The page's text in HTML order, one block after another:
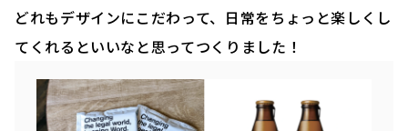
どれもデザインにこだわって、日常をちょっと楽しくし
てくれるといいなと思ってつくりました！